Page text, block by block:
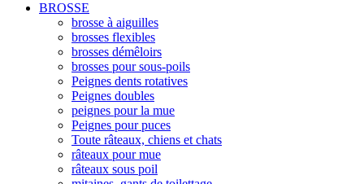
BROSSE
brosse à aiguilles
brosses flexibles
brosses démêloirs
brosses pour sous-poils
Peignes dents rotatives
Peignes doubles
peignes pour la mue
Peignes pour puces
Toute râteaux, chiens et chats
râteaux pour mue
râteaux sous poil